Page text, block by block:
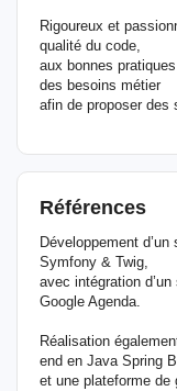
Rigoureux et
qualité du code,
aux bonnes
des besoins métier
afin de proposer des
Références
Développement
Symfony & Twig,
avec intégration
Google Agenda.
Réalisation
end en Java Spring
et une plateforme de